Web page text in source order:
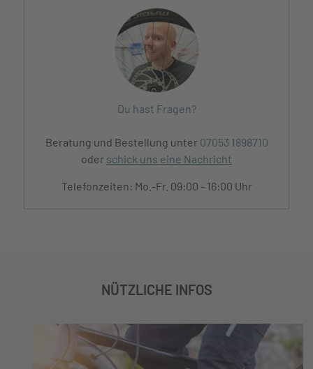
Du hast Fragen?
Beratung und Bestellung unter 07053 1898710
oder schick uns eine Nachricht
Telefonzeiten: Mo.-Fr. 09:00 - 16:00 Uhr
NÜTZLICHE INFOS